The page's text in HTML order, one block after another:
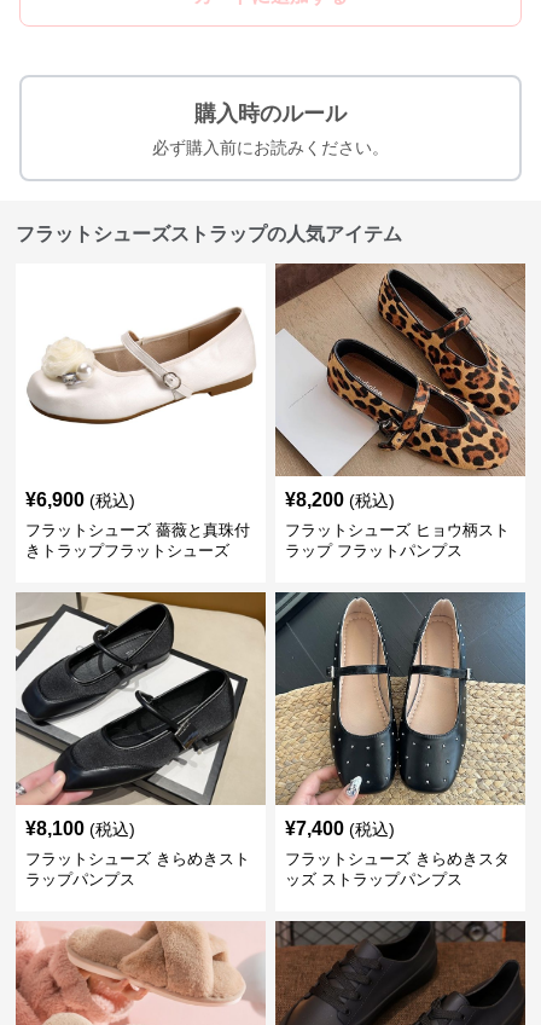
購入時のルール
必ず購入前にお読みください。
フラットシューズストラップの人気アイテム
¥6,900 (税込)
フラットシューズ 薔薇と真珠付
きトラップフラットシューズ
¥8,200 (税込)
フラットシューズ ヒョウ柄スト
ラップ フラットパンプス
¥8,100 (税込)
フラットシューズ きらめきスト
ラップパンプス
¥7,400 (税込)
フラットシューズ きらめきスタ
ッズ ストラップパンプス